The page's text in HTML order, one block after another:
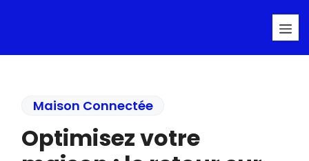
Maison Connectée
Optimisez votre